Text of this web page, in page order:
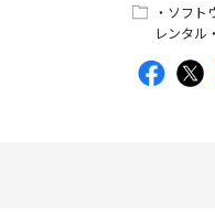
・ソフト
レンタル